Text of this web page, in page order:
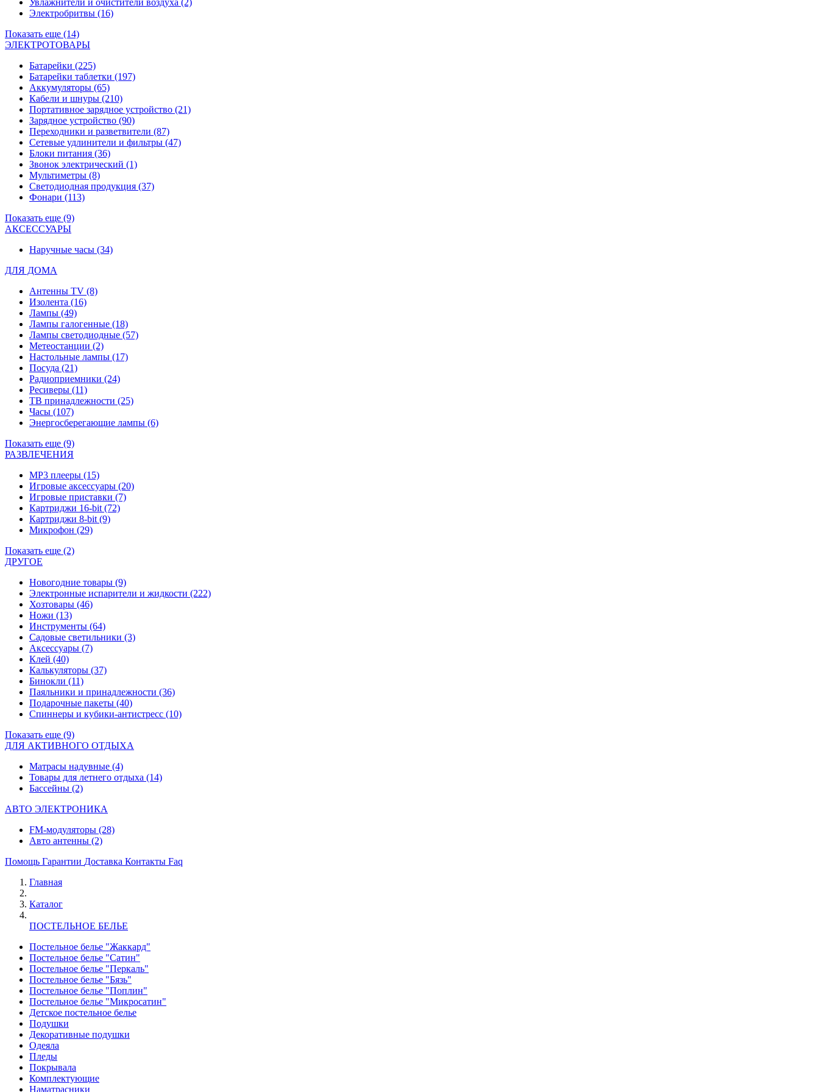
Увлажнители и очистители воздуха (2)
Электробритвы (16)
Показать еще (14)
ЭЛЕКТРОТОВАРЫ
Батарейки (225)
Батарейки таблетки (197)
Аккумуляторы (65)
Кабели и шнуры (210)
Портативное зарядное устройство (21)
Зарядное устройство (90)
Переходники и разветвители (87)
Сетевые удлинители и фильтры (47)
Блоки питания (36)
Звонок электрический (1)
Мультиметры (8)
Светодиодная продукция (37)
Фонари (113)
Показать еще (9)
АКСЕССУАРЫ
Наручные часы (34)
ДЛЯ ДОМА
Антенны TV (8)
Изолента (16)
Лампы (49)
Лампы галогенные (18)
Лампы светодиодные (57)
Метеостанции (2)
Настольные лампы (17)
Посуда (21)
Радиоприемники (24)
Ресиверы (11)
ТВ принадлежности (25)
Часы (107)
Энергосберегающие лампы (6)
Показать еще (9)
РАЗВЛЕЧЕНИЯ
MP3 плееры (15)
Игровые аксессуары (20)
Игровые приставки (7)
Картриджи 16-bit (72)
Картриджи 8-bit (9)
Микрофон (29)
Показать еще (2)
ДРУГОЕ
Новогодние товары (9)
Электронные испарители и жидкости (222)
Хозтовары (46)
Ножи (13)
Инструменты (64)
Садовые светильники (3)
Аксессуары (7)
Клей (40)
Калькуляторы (37)
Бинокли (11)
Паяльники и принадлежности (36)
Подарочные пакеты (40)
Спиннеры и кубики-антистресс (10)
Показать еще (9)
ДЛЯ АКТИВНОГО ОТДЫХА
Матрасы надувные (4)
Товары для летнего отдыха (14)
Бассейны (2)
АВТО ЭЛЕКТРОНИКА
FM-модуляторы (28)
Авто антенны (2)
Помощь Гарантии Доставка Контакты Faq
Главная
Каталог
ПОСТЕЛЬНОЕ БЕЛЬЕ
Постельное белье "Жаккард"
Постельное белье "Сатин"
Постельное белье "Перкаль"
Постельное белье "Бязь"
Постельное белье "Поплин"
Постельное белье "Микросатин"
Детское постельное белье
Подушки
Декоративные подушки
Одеяла
Пледы
Покрывала
Комплектующие
Наматрасники